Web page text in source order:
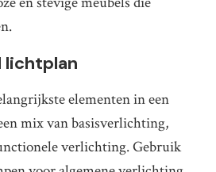
lichtplan
elementen in een
mix van basisverlichting,
verlichting. Gebruik